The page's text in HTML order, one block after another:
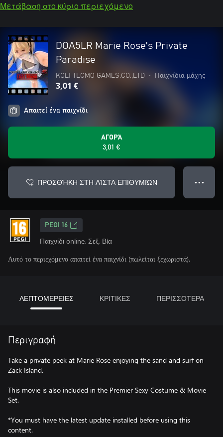
Μετάβαση στο κύριο περιεχόμενο
DOA5LR Marie Rose's Private
Paradise
KOEI TECMO GAMES.CO.,LTD • Παιχνίδια μάχης
3,01 €
Απαιτεί ένα παιχνίδι
ΑΓΟΡΆ
3,01 €
ΠΡΟΣΘΉΚΗ ΣΤΗ ΛΊΣΤΑ ΕΠΙΘΥΜΙΏΝ ● ● ●
PEGI 16
Παιχνίδι online, Σεξ, Βία
Αυτό το περιεχόμενο απαιτεί ένα παιχνίδι (πωλείται ξεχωριστά).
ΛΕΠΤΟΜΕΡΕΙΕΣ ΚΡΙΤΙΚΕΣ ΠΕΡΙΣΣΟΤΕΡΑ
Περιγραφή
Take a private peek at Marie Rose enjoying the sand and surf on
Zack Island.
This movie is also included in the Premier Sexy Costume & Movie
Set.
*You must have the latest update installed before using this
content.